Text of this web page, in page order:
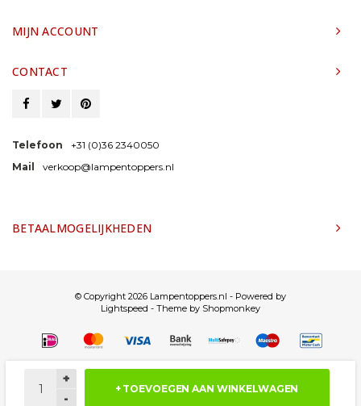
+
-
+ TOEVOEGEN AAN WINKELWAGEN
MIJN ACCOUNT
CONTACT
Telefoon
+31 (0)36 2340050
Mail
verkoop@lampentoppers.nl
BETAALMOGELIJKHEDEN
© Copyright 2026 Lampentoppers.nl - Powered by
Lightspeed - Theme by Shopmonkey